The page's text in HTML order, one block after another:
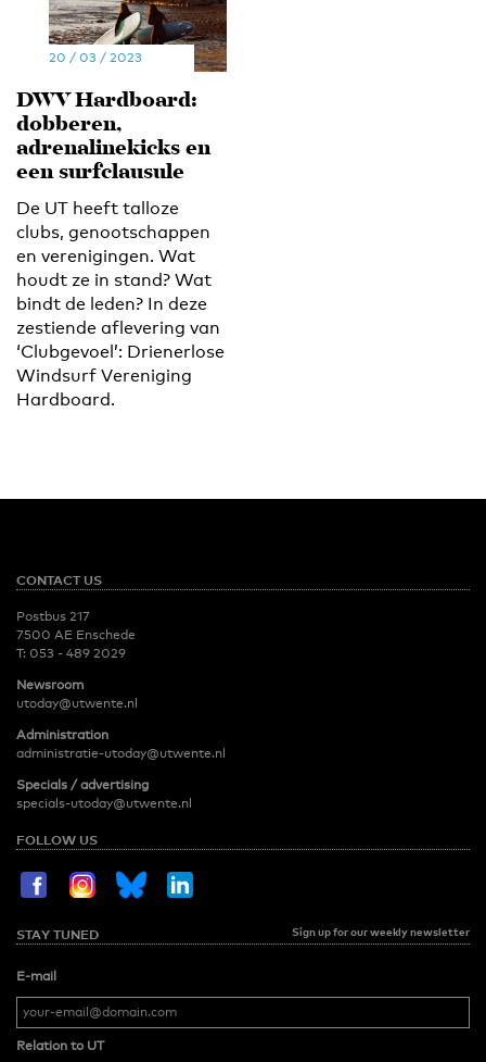
20 / 03 / 2023
DWV Hardboard:
dobberen,
adrenalinekicks en
een surfclausule
De UT heeft talloze
clubs, genootschappen
en verenigingen. Wat
houdt ze in stand? Wat
bindt de leden? In deze
zestiende aflevering van
‘Clubgevoel’: Drienerlose
Windsurf Vereniging
Hardboard.
CONTACT US
Postbus 217
7500 AE Enschede
T: 053 - 489 2029
Newsroom
utoday@utwente.nl
Administration
administratie-utoday@utwente.nl
Specials / advertising
specials-utoday@utwente.nl
FOLLOW US
STAY TUNED Sign up for our weekly newsletter
E-mail
Relation to UT